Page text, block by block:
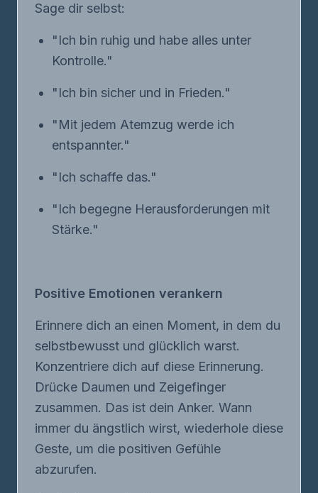
Sage dir selbst:
"Ich bin ruhig und habe alles unter
Kontrolle."
"Ich bin sicher und in Frieden."
"Mit jedem Atemzug werde ich
entspannter."
"Ich schaffe das."
"Ich begegne Herausforderungen mit
Stärke."
Positive Emotionen verankern
Erinnere dich an einen Moment, in dem du
selbstbewusst und glücklich warst.
Konzentriere dich auf diese Erinnerung.
Drücke Daumen und Zeigefinger
zusammen. Das ist dein Anker. Wann
immer du ängstlich wirst, wiederhole diese
Geste, um die positiven Gefühle
abzurufen.